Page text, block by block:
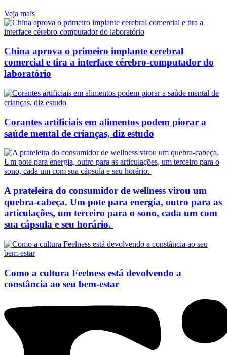
Veja mais
China aprova o primeiro implante cerebral
comercial e tira a interface cérebro-computador do
laboratório
Corantes artificiais em alimentos podem piorar a
saúde mental de crianças, diz estudo
A prateleira do consumidor de wellness virou um
quebra-cabeça. Um pote para energia, outro para as
articulações, um terceiro para o sono, cada um com
sua cápsula e seu horário.
Como a cultura Feelness está devolvendo a
constância ao seu bem-estar